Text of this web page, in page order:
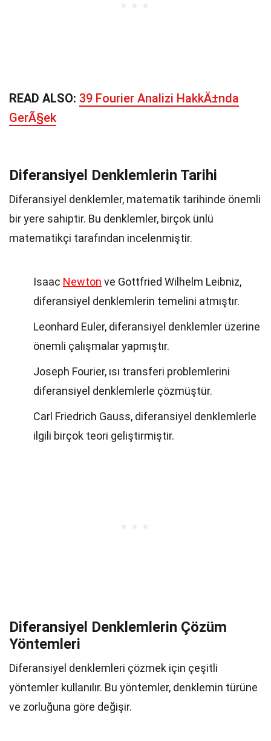
READ ALSO: 39 Fourier Analizi HakkÄ±nda
GerÃ§ek
Diferansiyel Denklemlerin Tarihi
Diferansiyel denklemler, matematik tarihinde önemli
bir yere sahiptir. Bu denklemler, birçok ünlü
matematikçi tarafından incelenmiştir.
Isaac Newton ve Gottfried Wilhelm Leibniz,
diferansiyel denklemlerin temelini atmıştır.
Leonhard Euler, diferansiyel denklemler üzerine
önemli çalışmalar yapmıştır.
Joseph Fourier, ısı transferi problemlerini
diferansiyel denklemlerle çözmüştür.
Carl Friedrich Gauss, diferansiyel denklemlerle
ilgili birçok teori geliştirmiştir.
Diferansiyel Denklemlerin Çözüm
Yöntemleri
Diferansiyel denklemleri çözmek için çeşitli
yöntemler kullanılır. Bu yöntemler, denklemin türüne
ve zorluğuna göre değişir.